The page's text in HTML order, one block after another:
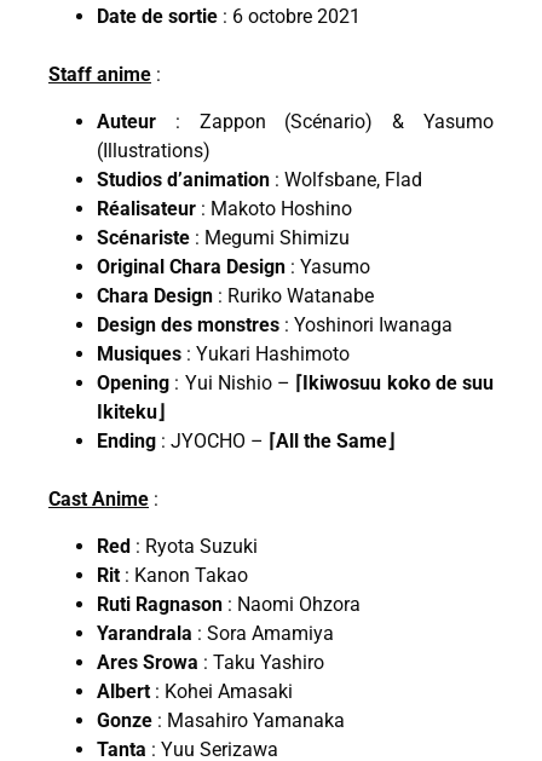
Date de sortie : 6 octobre 2021
Staff anime :
Auteur : Zappon (Scénario) & Yasumo
(Illustrations)
Studios d’animation : Wolfsbane, Flad
Réalisateur : Makoto Hoshino
Scénariste : Megumi Shimizu
Original Chara Design : Yasumo
Chara Design : Ruriko Watanabe
Design des monstres : Yoshinori Iwanaga
Musiques : Yukari Hashimoto
Opening : Yui Nishio – ⌈Ikiwosuu koko de suu
Ikiteku⌋
Ending : JYOCHO – ⌈All the Same⌋
Cast Anime :
Red : Ryota Suzuki
Rit : Kanon Takao
Ruti Ragnason : Naomi Ohzora
Yarandrala : Sora Amamiya
Ares Srowa : Taku Yashiro
Albert : Kohei Amasaki
Gonze : Masahiro Yamanaka
Tanta : Yuu Serizawa